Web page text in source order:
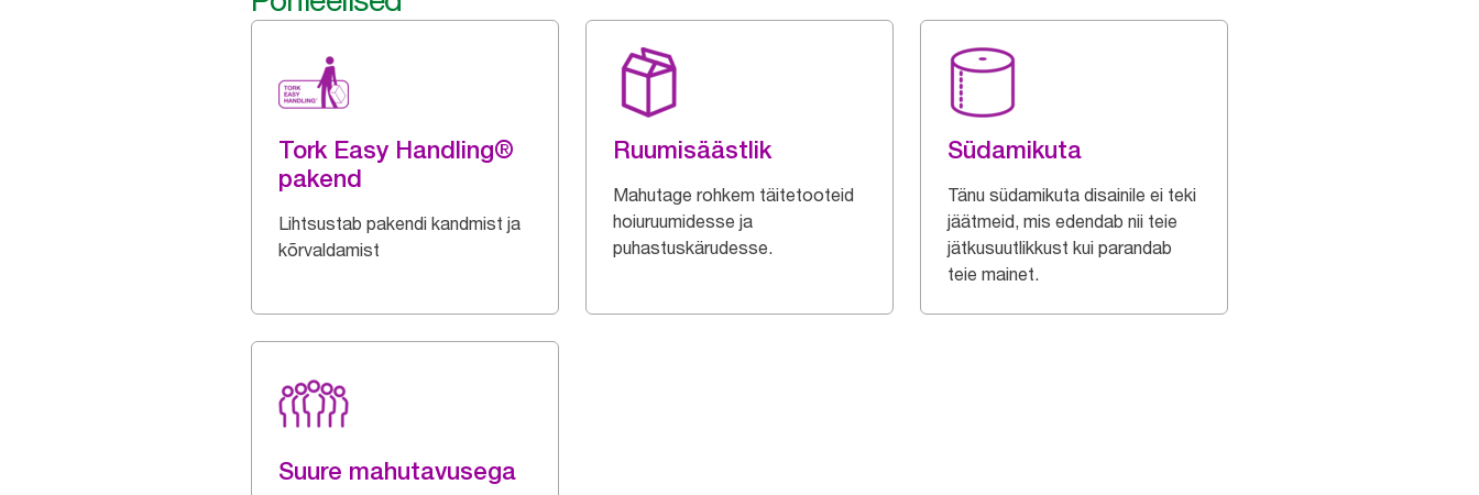
Tork Easy Handling®
pakend
Lihtsustab pakendi kandmist ja
kõrvaldamist
Ruumisäästlik
Mahutage rohkem täitetooteid
hoiuruumidesse ja
puhastuskärudesse.
Südamikuta
Tänu südamikuta disainile ei teki
jäätmeid, mis edendab nii teie
jätkusuutlikkust kui parandab
teie mainet.
Suure mahutavusega